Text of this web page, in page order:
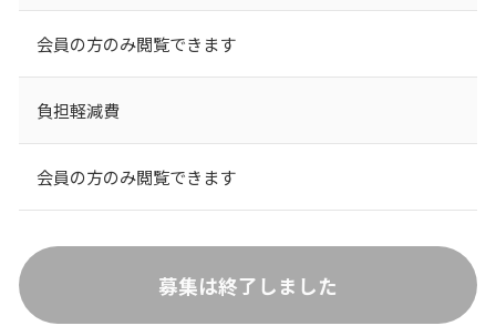
会員の方のみ閲覧できます
負担軽減費
会員の方のみ閲覧できます
募集は終了しました